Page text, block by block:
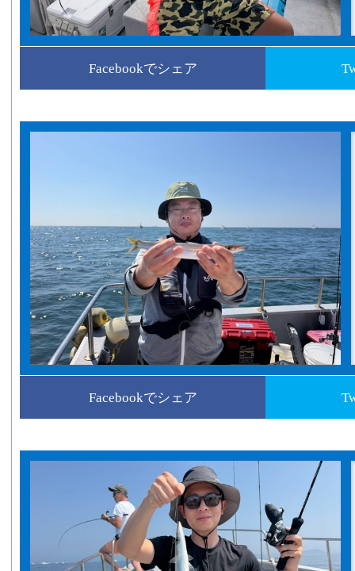
Facebookでシェア
Facebookでシェア